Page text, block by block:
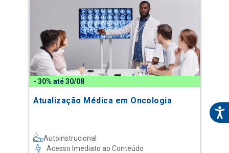
- 30% até 30/08
Atualização Médica em Oncologia
Autoinstrucional
Acesso Imediato ao Conteúdo